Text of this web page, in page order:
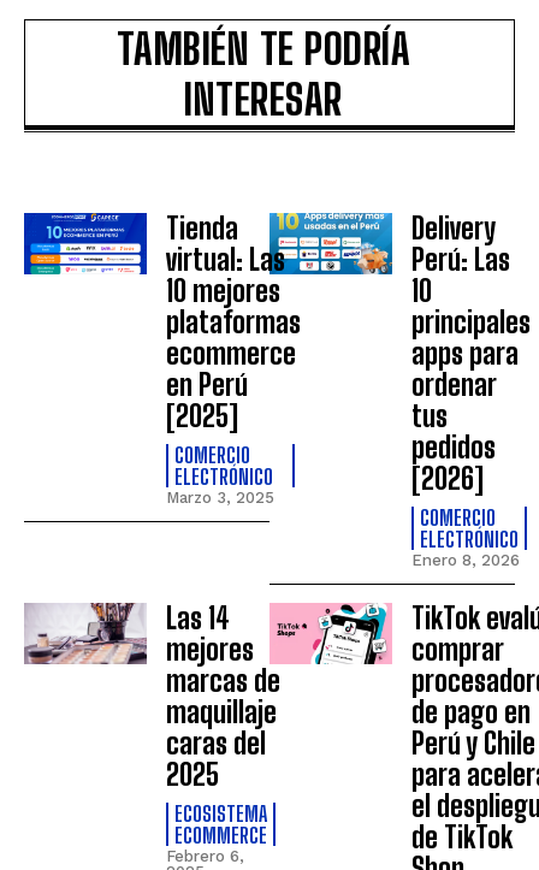
TAMBIÉN TE PODRÍA
INTERESAR
Tienda
virtual: Las
10 mejores
plataformas
ecommerce
en Perú
[2025]
COMERCIO
ELECTRÓNICO
Marzo 3, 2025
Delivery
Perú: Las
10
principales
apps para
ordenar
tus
pedidos
[2026]
COMERCIO
ELECTRÓNICO
Enero 8, 2026
Las 14
mejores
marcas de
maquillaje
caras del
2025
ECOSISTEMA
ECOMMERCE
Febrero 6,
TikTok
comprar
de pago en
Perú y Chile
para
el
de TikTok